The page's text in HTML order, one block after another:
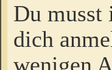
Du musst
dich
wenigen